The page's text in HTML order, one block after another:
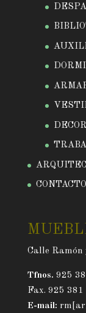
CONTACTO
Calle Ramón
Tfnos. 925
Fax. 925 381
E-mail: